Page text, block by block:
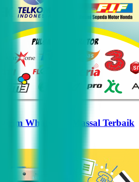
WhatsApp Massal Terbaik